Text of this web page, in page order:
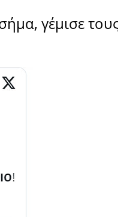
γέμισε